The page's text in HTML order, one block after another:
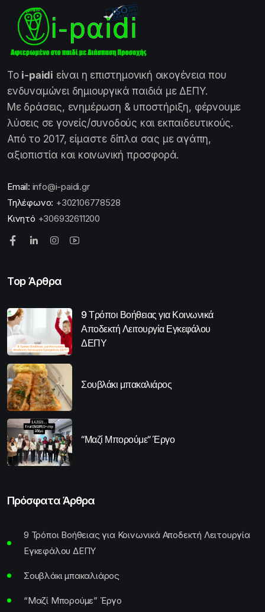
Το i-paidi είναι η επιστημονική οικογένεια που
ενδυναμώνει δημιουργικά παιδιά με ΔΕΠΥ.
Με δράσεις, ενημέρωση & υποστήριξη, φέρνουμε
λύσεις σε γονείς/συνοδούς και εκπαιδευτικούς.
Από το 2017, είμαστε δίπλα σας με αγάπη,
αξιοπιστία και κοινωνική προσφορά.
Email: info@i-paidi.gr
Τηλέφωνο: +302106778528
Κινητό +306932611200
Top Άρθρα
9 Τρόποι Βοήθειας για Κοινωνικά
Αποδεκτή Λειτουργία Εγκεφάλου
ΔΕΠΥ
Σουβλάκι μπακαλιάρος
“Μαζί Μπορούμε” Έργο
Πρόσφατα Άρθρα
9 Τρόποι Βοήθειας για Κοινωνικά Αποδεκτή Λειτουργία
Εγκεφάλου ΔΕΠΥ
Σουβλάκι μπακαλιάρος
“Μαζί Μπορούμε” Έργο